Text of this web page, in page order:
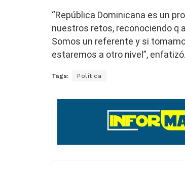
“República Dominicana es un
nuestros retos, reconociendo q
Somos un referente y si
estaremos a otro nivel”, enfatizó.
Tags: Politica